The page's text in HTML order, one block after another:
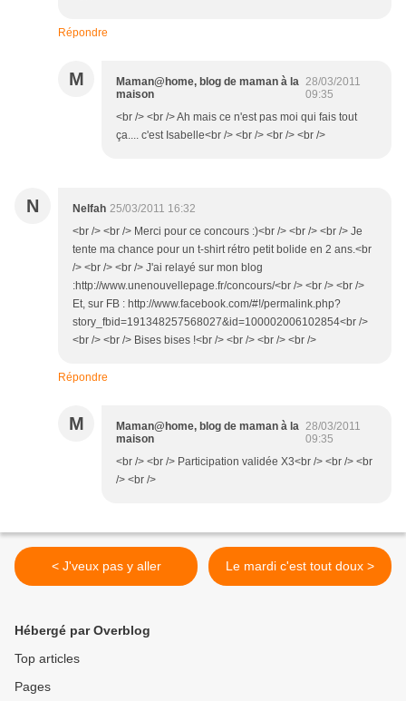
Répondre
M
Maman@home, blog de maman à la
maison
28/03/2011
09:35
<br /> <br /> Ah mais ce n'est pas moi qui fais tout
ça.... c'est Isabelle<br /> <br /> <br /> <br />
N Nelfah 25/03/2011 16:32
<br /> <br /> Merci pour ce concours :)<br /> <br /> <br /> Je
tente ma chance pour un t-shirt rétro petit bolide en 2 ans.<br
/> <br /> <br /> J'ai relayé sur mon blog
:http://www.unenouvellepage.fr/concours/<br /> <br /> <br />
Et, sur FB : http://www.facebook.com/#!/permalink.php?
story_fbid=191348257568027&id=100002006102854<br />
<br /> <br /> Bises bises !<br /> <br /> <br /> <br />
Répondre
M
Maman@home, blog de maman à la
maison
28/03/2011
09:35
<br /> <br /> Participation validée X3<br /> <br /> <br
/> <br />
< J'veux pas y aller Le mardi c'est tout doux >
Hébergé par Overblog
Top articles
Pages